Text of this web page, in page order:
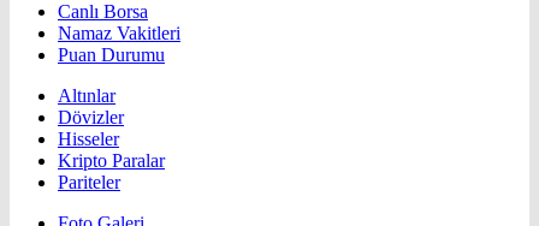
Canlı Borsa
Namaz Vakitleri
Puan Durumu
Altınlar
Dövizler
Hisseler
Kripto Paralar
Pariteler